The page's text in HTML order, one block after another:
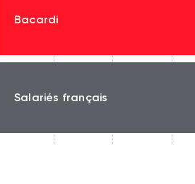
Bacardi
Salariés français